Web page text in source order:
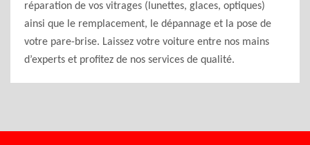
réparation de vos vitrages (lunettes, glaces, optiques)
ainsi que le remplacement, le dépannage et la pose de
votre pare-brise. Laissez votre voiture entre nos mains
d’experts et profitez de nos services de qualité.